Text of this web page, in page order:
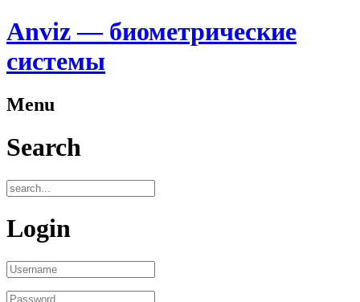
Anviz — биометрические
системы
Menu
Search
Login